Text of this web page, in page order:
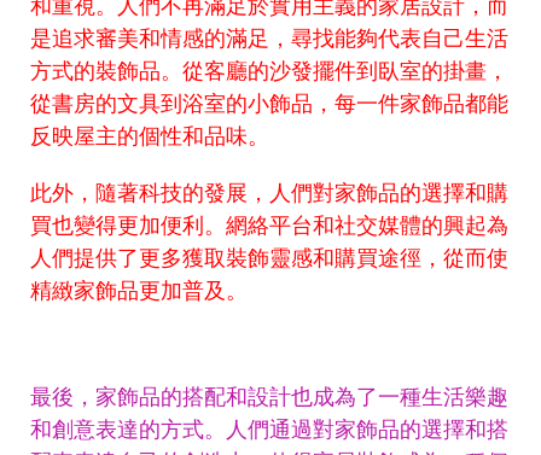
是追求審美和情感的滿足，尋找能夠代表自己生活
方式的裝飾品。從客廳的沙發擺件到臥室的掛畫，
從書房的文具到浴室的小飾品，每一件家飾品都能
反映屋主的個性和品味。
此外，隨著科技的發展，人們對家飾品的選擇和購
買也變得更加便利。網絡平台和社交媒體的興起為
人們提供了更多獲取裝飾靈感和購買途徑，從而使
精緻家飾品更加普及。
最後，家飾品的搭配和設計也成為了一種生活樂趣
和創意表達的方式。人們通過對家飾品的選擇和搭